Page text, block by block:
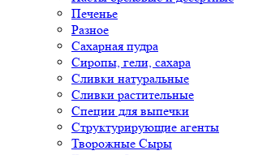
Печенье
Разное
Сахарная пудра
Сиропы, гели, сахара
Сливки натуральные
Сливки растительные
Специи для выпечки
Структурирующие агенты
Творожные Сыры